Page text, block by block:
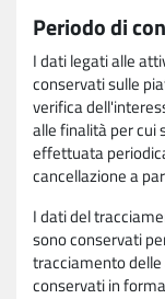
Periodo di
I dati legati alle
conservati sulle
verifica
alle finalità per cui
effettuata
cancellazione a
I dati del
sono conservati
tracciamento
conservati in